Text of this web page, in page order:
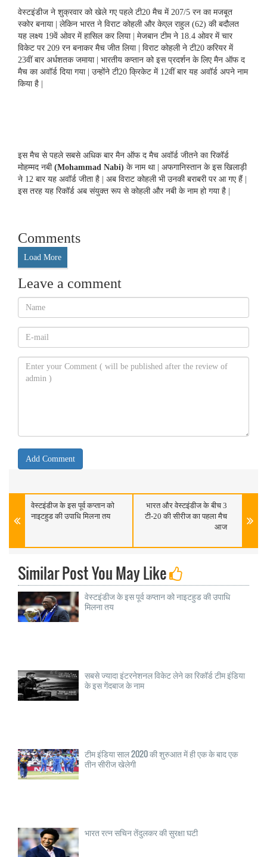
वेस्टइंडीज ने शुक्रवार को खेले गए पहले टी20 मैच में 207/5 रन का मजबूत
स्कोर बनाया | लेकिन भारत ने विराट कोहली और केएल राहुल (62) की बदौलत
यह लक्ष्य 19वें ओवर में हासिल कर लिया | मेजबान टीम ने 18.4 ओवर में चार
विकेट पर 209 रन बनाकर मैच जीत लिया | विराट कोहली ने टी20 करियर में
23वीं बार अर्धशतक जमाया | भारतीय कप्तान को इस प्रदर्शन के लिए मैन ऑफ द
मैच का अवॉर्ड दिया गया | उन्होंने टी20 क्रिकेट में 12वीं बार यह अवॉर्ड अपने नाम
किया है |
इस मैच से पहले सबसे अधिक बार मैन ऑफ द मैच अवॉर्ड जीतने का रिकॉर्ड
मोहम्मद नबी (Mohammad Nabi) के नाम था | अफगानिस्तान के इस खिलाड़ी
ने 12 बार यह अवॉर्ड जीता है | अब विराट कोहली भी उनकी बराबरी पर आ गए हैं |
इस तरह यह रिकॉर्ड अब संयुक्त रूप से कोहली और नबी के नाम हो गया है |
Comments
Load More
Leave a comment
वेस्टइंडीज के इस पूर्व कप्तान को
नाइटहुड की उपाधि मिलना तय
भारत और वेस्टइंडीज के बीच 3
टी-20 की सीरीज का पहला मैच
आज
Similar Post You May Like
वेस्टइंडीज के इस पूर्व कप्तान को नाइटहुड की उपाधि
मिलना तय
सबसे ज्यादा इंटरनेशनल विकेट लेने का रिकॉर्ड टीम इंडिया
के इस गेंदबाज के नाम
टीम इंडिया साल 2020 की शुरुआत में ही एक के बाद एक
तीन सीरीज खेलेगी
भारत रत्न सचिन तेंदुलकर की सुरक्षा घटी